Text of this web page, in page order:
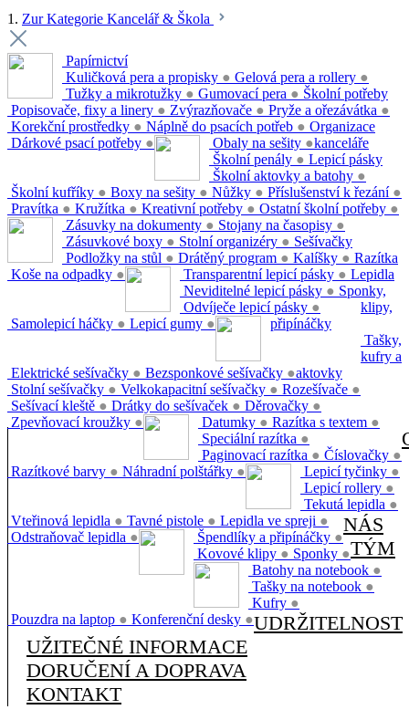
1. Zur Kategorie Kancelář & Škola
Papírnictví
Kuličková pera a propisky ● Gelová pera a rollery ●
Tužky a mikrotužky ● Gumovací pera ●
Popisovače, fixy a linery ● Zvýrazňovače ● Pryže a ořezávátka ●
Korekční prostředky ● Náplně do psacích potřeb ●
Dárkové psací potřeby ●
Školní potřeby
Obaly na sešity ●
Školní penály ●
Školní aktovky a batohy ●
Školní kufříky ● Boxy na sešity ● Nůžky ● Příslušenství k řezání ●
Pravítka ● Kružítka ● Kreativní potřeby ● Ostatní školní potřeby ●
Organizace
kanceláře
Zásuvky na dokumenty ● Stojany na časopisy ●
Zásuvkové boxy ● Stolní organizéry ●
Podložky na stůl ● Drátěný program ● Kalíšky ●
Koše na odpadky ●
Lepicí pásky
Transparentní lepicí pásky ●
Neviditelné lepicí pásky ●
Odvíječe lepicí pásky ●
Samolepicí háčky ● Lepicí gumy ●
Sešívačky
Elektrické sešívačky ● Bezsponkové sešívačky ●
Stolní sešívačky ● Velkokapacitní sešívačky ● Rozešívače ●
Sešívací kleště ● Drátky do sešívaček ● Děrovačky ●
Zpevňovací kroužky ●
Razítka
Datumky ● Razítka s textem ●
Speciální razítka ●
Paginovací razítka ● Číslovačky ●
Razítkové barvy ● Náhradní polštářky ●
Lepidla
Lepicí tyčinky ●
Lepicí rollery ●
Tekutá lepidla ●
Vteřinová lepidla ● Tavné pistole ● Lepidla ve spreji ●
Odstraňovač lepidla ●
Sponky,
klipy,
připínáčky
Špendlíky a připínáčky ●
Kovové klipy ● Sponky ●
Tašky,
kufry a
aktovky
Batohy na notebook ●
Tašky na notebook ●
Kufry ●
Pouzdra na laptop ● Konferenční desky ●
NÁS
TÝM
UDRŽITELNOST
UŽITEČNÉ INFORMACE
DORUČENÍ A DOPRAVA
KONTAKT